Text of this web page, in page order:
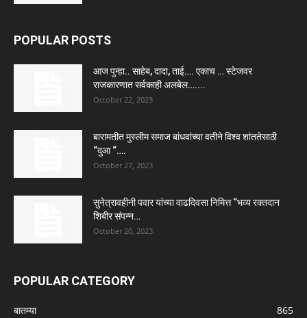
POPULAR POSTS
आज पुन्हा.. साहेब, दादा, ताई…. एकाच … स्टेजवर
राजकारणात सर्वकाही अलबेल…....
October 22, 2023
बारामतीत मुस्लीम समाज बांधवांच्या वतीने विश्व शांततेसाठी
“दुआ “….
October 27, 2023
सुनेत्रावहीनी पवार यांच्या वाढदिवसा निमित्त “भव्य रक्तदान
शिबीर संपन्न…
October 20, 2023
POPULAR CATEGORY
बातम्या
865